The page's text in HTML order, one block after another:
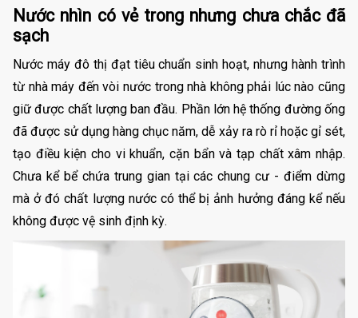
Nước nhìn có vẻ trong nhưng chưa chắc đã
sạch
Nước máy đô thị đạt tiêu chuẩn sinh hoạt, nhưng hành trình
từ nhà máy đến vòi nước trong nhà không phải lúc nào cũng
giữ được chất lượng ban đầu. Phần lớn hệ thống đường ống
đã được sử dụng hàng chục năm, dễ xảy ra rò rỉ hoặc gỉ sét,
tạo điều kiện cho vi khuẩn, cặn bẩn và tạp chất xâm nhập.
Chưa kể bể chứa trung gian tại các chung cư - điểm dừng
mà ở đó chất lượng nước có thể bị ảnh hưởng đáng kể nếu
không được vệ sinh định kỳ.